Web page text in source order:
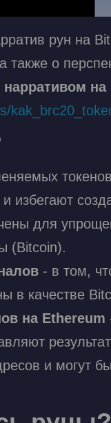
рун на
также о
на
избегают
для
(Bitcoin).
- в том,
в качестве
на Ethereum
и могут